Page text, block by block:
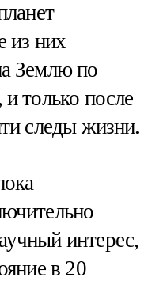
из них
Землю по
только после
следы жизни.
интерес,
в 20